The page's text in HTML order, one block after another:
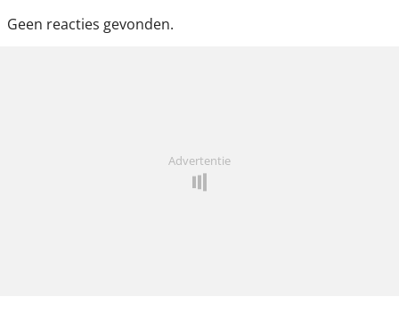
Geen reacties gevonden.
Advertentie